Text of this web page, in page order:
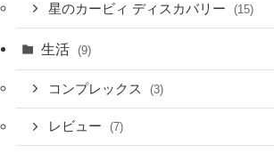
星のカービィ ディスカバリー (15)
生活 (9)
コンプレックス (3)
レビュー (7)